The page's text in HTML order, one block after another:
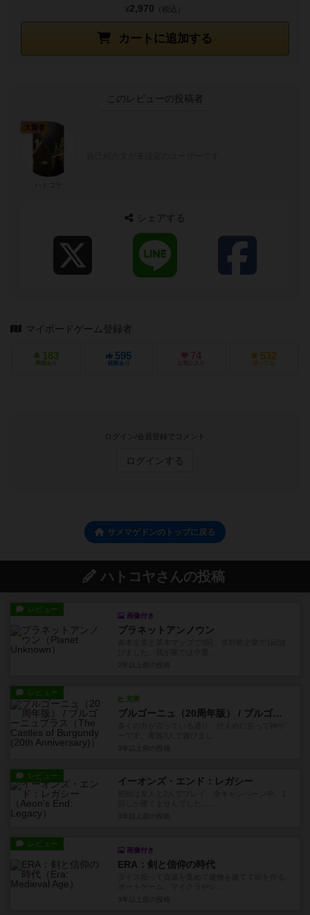
カートに追加する
¥2,970 （税込）
このレビューの投稿者
大賢者
シェアする
マイボードゲーム登録者
183
興味あり
595
経験あり
74
お気に入り
532
持ってる
ログイン/会員登録でコメント
ログインする
サメマゲドンのトップに戻る
ハトコヤさんの投稿
レビュー
画像付き
プラネットアンノウン
レビュー
充実
ブルゴーニュ（20周年版） / ブルゴーニュプラス
レビュー イーオンズ・エンド：レガシー
レビュー
画像付き
ERA：剣と信仰の時代